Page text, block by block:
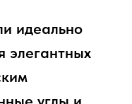
идеально
элегантных